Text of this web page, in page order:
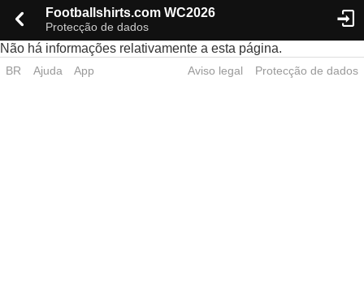
Footballshirts.com WC2026
Protecção de dados
Não há informações relativamente a esta página.
BR Ajuda App Aviso legal Protecção de dados